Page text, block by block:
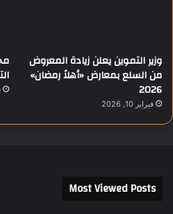
وزير التموين يعلن زيادة المعروض
من السلع بمعارض «أهلاً رمضان»
2026
فبراير 10, 2026
Most Viewed Posts